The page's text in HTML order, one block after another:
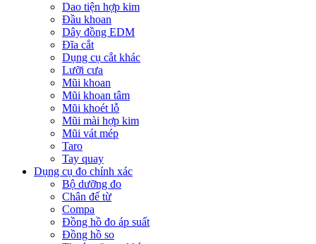
Dao tiện hợp kim
Đầu khoan
Dây đồng EDM
Đĩa cắt
Dụng cụ cắt khác
Lưỡi cưa
Mũi khoan
Mũi khoan tâm
Mũi khoét lỗ
Mũi mài hợp kim
Mũi vát mép
Taro
Tay quay
Dụng cụ đo chính xác
Bộ dưỡng đo
Chân đế từ
Compa
Đồng hồ đo áp suất
Đồng hồ so